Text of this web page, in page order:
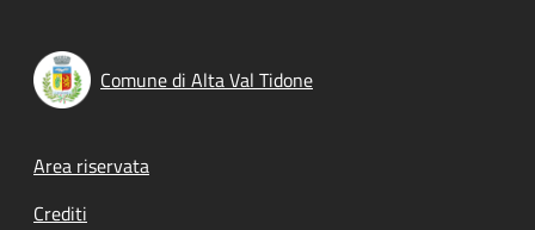
Comune di Alta Val Tidone
Footer menu
Area riservata
Crediti